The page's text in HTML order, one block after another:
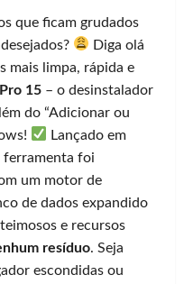
que ficam grudados
Diga olá
mais limpa, rápida e
15 – o desinstalador
do “Adicionar ou
Lançado em
ferramenta foi
um motor de
de dados expandido
e recursos
resíduo. Seja
escondidas ou